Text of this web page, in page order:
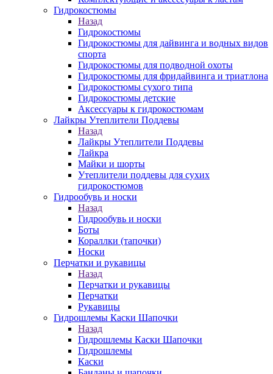
Гидрокостюмы
Назад
Гидрокостюмы
Гидрокостюмы для дайвинга и водных видов
спорта
Гидрокостюмы для подводной охоты
Гидрокостюмы для фридайвинга и триатлона
Гидрокостюмы сухого типа
Гидрокостюмы детские
Аксессуары к гидрокостюмам
Лайкры Утеплители Поддевы
Назад
Лайкры Утеплители Поддевы
Лайкра
Майки и шорты
Утеплители поддевы для сухих
гидрокостюмов
Гидрообувь и носки
Назад
Гидрообувь и носки
Боты
Кораллки (тапочки)
Носки
Перчатки и рукавицы
Назад
Перчатки и рукавицы
Перчатки
Рукавицы
Гидрошлемы Каски Шапочки
Назад
Гидрошлемы Каски Шапочки
Гидрошлемы
Каски